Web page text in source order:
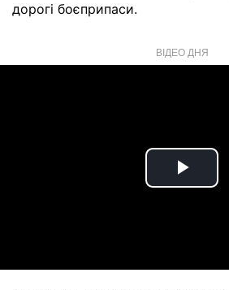
дорогі боєприпаси.
ВІДЕО ДНЯ
Play